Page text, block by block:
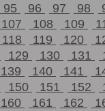
95 96 97 98
107 108 109
118 119 120
129 130 131
139 140 141
150 151 152
160 161 162